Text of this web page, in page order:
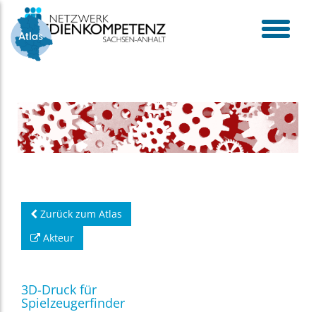
toggle
menu
Skip
content
Zurück zum Atlas
Akteur
3D-Druck für
Spielzeugerfinder